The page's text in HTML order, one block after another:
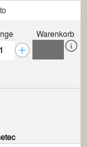
Warenkorb